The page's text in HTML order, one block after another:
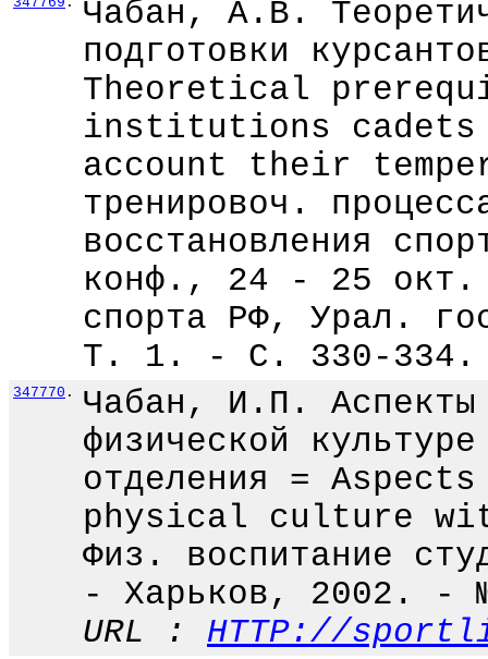
Чабан, А.В.
подготовки
Theoretical
institutions
account their
тренировоч.
восстановления
конф., 24 - 25
спорта РФ, Урал.
Т. 1. - С. 330-334.
347770 .
Чабан, И.П. Аспекты
физической
отделения =
physical culture
Физ. воспитание
- Харьков, 2002.
URL : HTTP://